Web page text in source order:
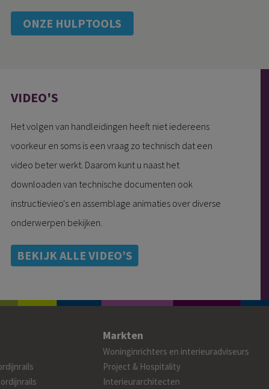
ONZE HULPTOOLS
VIDEO'S
Het volgen van handleidingen heeft niet iedereens
voorkeur en soms is een vraag zo technisch dat een
video beter werkt. Daarom kunt u naast het
downloaden van technische documenten ook
instructievieo's en assemblage animaties over diverse
onderwerpen bekijken.
BEKIJK ALLE VIDEO’S
Markten
Woninginrichters en interieuradviseurs
Project & Hospitality
Interieurarchitecten